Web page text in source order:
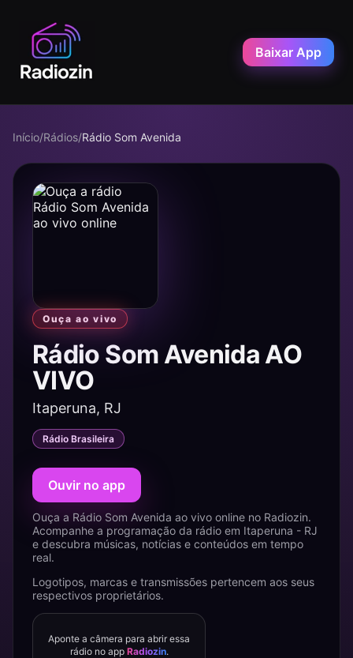
Baixar App
Início/Rádios/Rádio Som Avenida
Ouça ao vivo
Rádio Som Avenida AO
VIVO
Itaperuna, RJ
Rádio Brasileira
Ouvir no app
Ouça a Rádio Som Avenida ao vivo online no Radiozin.
Acompanhe a programação da rádio em Itaperuna - RJ
e descubra músicas, notícias e conteúdos em tempo
real.
Logotipos, marcas e transmissões pertencem aos seus
respectivos proprietários.
Aponte a câmera para abrir essa
rádio no app Radiozin.